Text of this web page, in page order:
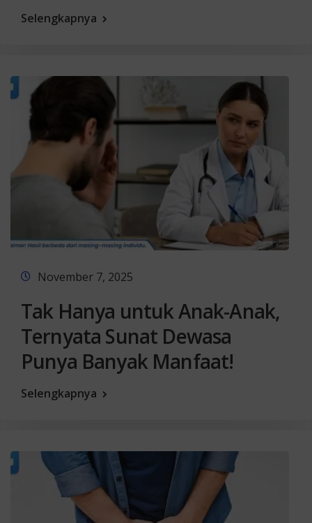
Selengkapnya
November 7, 2025
Tak Hanya untuk Anak-Anak,
Ternyata Sunat Dewasa
Punya Banyak Manfaat!
Selengkapnya